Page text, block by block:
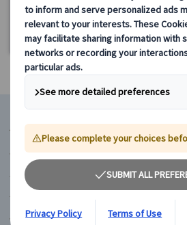
【10月まで】金曜日
【11月～】火・金曜日(12/25、1/1を除く)
最少催行人数：
《10月まで》2名様より
《11月～》6名様より
マイバスヨーロッパ
フランス
イギリス
イタリア
スペイン